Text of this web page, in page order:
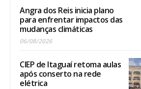
Angra dos Reis inicia plano
para enfrentar impactos das
mudanças climáticas
06/08/2026
CIEP de Itaguaí retoma aulas
após conserto na rede
elétrica